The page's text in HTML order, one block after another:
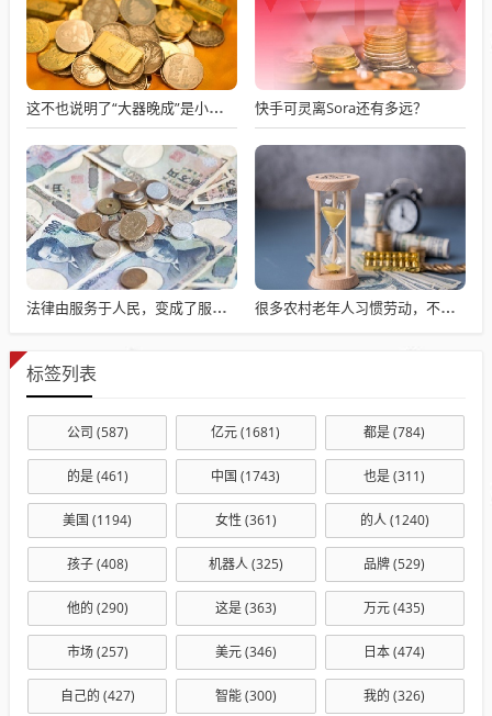
这不也说明了“大器晚成”是小概率事件吗？ 快手可灵离Sora还有多远？
法律由服务于人民，变成了服务于法学届 很多农村老年人习惯劳动，不劳动就会闲出病来
标签列表
公司 (587) 亿元(1681) 都是(784)
的是(461) 中国 (1743) 也是(311)
美国 (1194) 女性 (361) 的人(1240)
孩子(408) 机器人(325) 品牌(529)
他的 (290) 这是(363) 万元(435)
市场(257) 美元(346) 日本(474)
自己的 (427) 智能(300) 我的 (326)